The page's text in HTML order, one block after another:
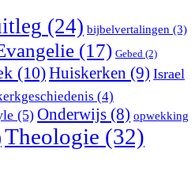
(24) bijbelvertalingen (3)
(17) Gebed (2)
(10)Huiskerken (9) Israel
(4)
(5) Onderwijs (8) opwekking
Theologie (32)